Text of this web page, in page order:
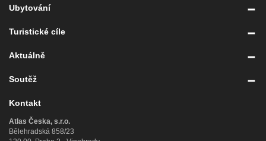
Ubytování
Turistické cíle
Aktuálně
Soutěž
Kontakt
Atlas Česka, s.r.o.
Bělehradská 858/23